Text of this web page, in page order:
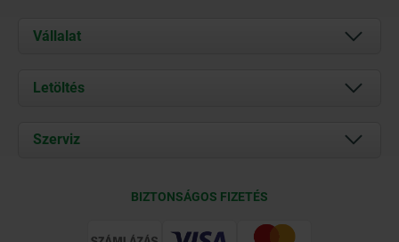
Vállalat
Rólunk
Kapcsolat
Letöltés
Documents
Szerviz
BIZTONSÁGOS FIZETÉS